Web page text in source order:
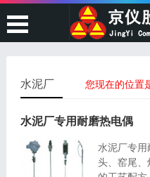
您现在的位置
水泥厂
水泥厂专用耐磨热电偶
水泥厂专
头、窑尾、